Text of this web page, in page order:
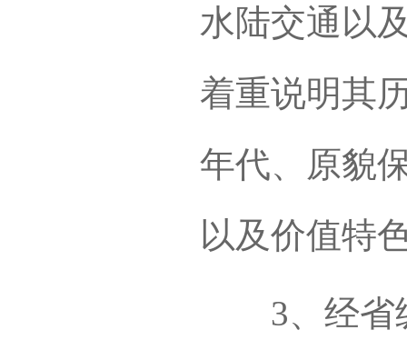
水陆交通以
着重说明其
年代、原貌
以及价值特
3、经省级